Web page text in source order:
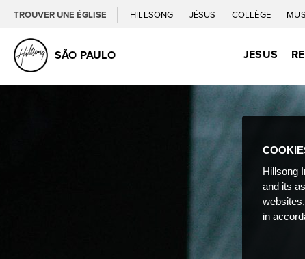
TROUVER UNE ÉGLISE HILLSONG JÉSUS COLLÈGE
SÃO PAULO JESUS
Hillsong
and its
in